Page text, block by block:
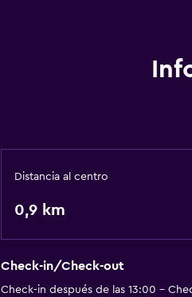
Distancia al centro
0,9 km
Check-in/Check-out
Check-in después de las 13:00 -